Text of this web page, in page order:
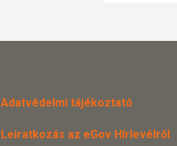
Adatvédelmi tájékoztató
Leiratkozás az eGov Hírlevélről